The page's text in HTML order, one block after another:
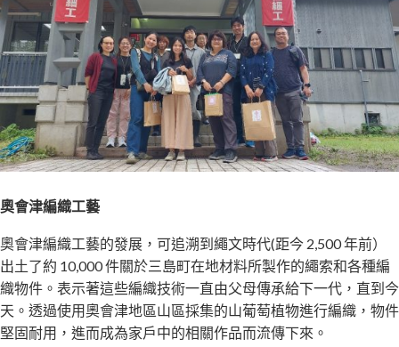
奧會津編織工藝
奧會津編織工藝的發展，可追溯到繩文時代(距今 2,500 年前）
出土了約 10,000 件關於三島町在地材料所製作的繩索和各種編
織物件。表示著這些編織技術一直由父母傳承給下一代，直到今
天。透過使用奧會津地區山區採集的山葡萄植物進行編織，物件
堅固耐用，進而成為家戶中的相關作品而流傳下來。